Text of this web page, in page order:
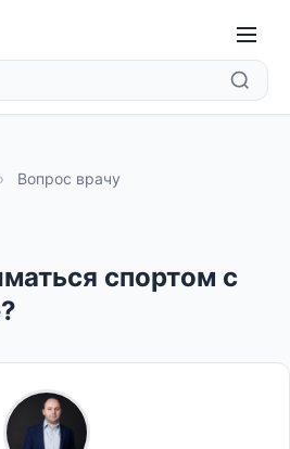
› Вопрос врачу
спортом с